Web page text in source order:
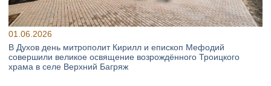
01.06.2026
В Духов день митрополит Кирилл и епископ Мефодий
совершили великое освящение возрождённого Троицкого
храма в селе Верхний Багряж